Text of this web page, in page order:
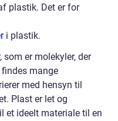
plastik. Det er for
i plastik.
er molekyler, der
mange
med hensyn til
Plast er let og
et ideelt materiale til en